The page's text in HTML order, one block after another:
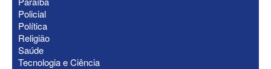
Policial
Política
Religião
Saúde
Tecnologia e Ciência